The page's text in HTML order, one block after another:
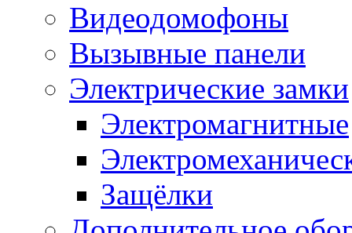
Видеодомофоны
Вызывные панели
Электрические замки
Электромагнитные
Защёлки